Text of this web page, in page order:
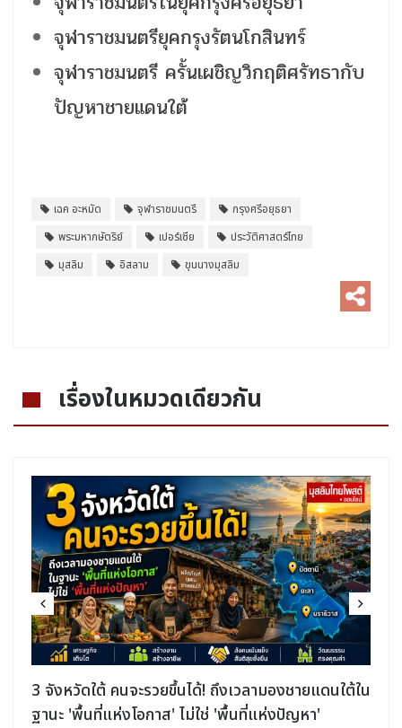
จุฬาราชมนตรียุคกรุงรัตนโกสินทร์
จุฬาราชมนตรี ครั้นเผชิญวิกฤติศรัทธากับ
ปัญหาชายแดนใต้
เฉค อะหมัด จุฬาราชมนตรี
กรุงศรีอยุธยา
พระมหากษัตริย์
เปอร์เซีย
ประวัติศาสตร์ไทย
มุสลิม
อิสลาม ขุนนางมุสลิม
เรื่องในหมวดเดียวกัน
3 จังหวัดใต้ คนจะรวยขึ้นได้! ถึงเวลามองชายแดนใต้ใน
ฐานะ 'พื้นที่แห่งโอกาส' ไม่ใช่ 'พื้นที่แห่งปัญหา'